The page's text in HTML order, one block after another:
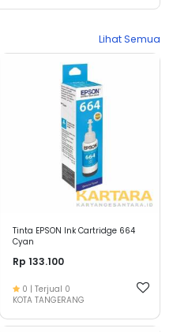
Lihat Semua
Tinta EPSON Ink Cartridge 664
Cyan
Rp 133.100
0 | Terjual 0
KOTA TANGERANG